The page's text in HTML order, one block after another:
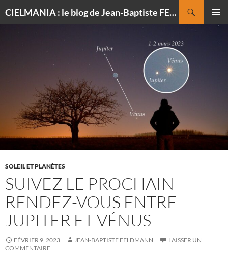
CIELMANIA : le blog de Jean-Baptiste FELDMANN, photographe du ciel
MENU
CONTENU
SOLEIL ET PLANÈTES
SUIVEZ LE PROCHAIN
RENDEZ-VOUS ENTRE
JUPITER ET VÉNUS
FÉVRIER 9, 2023 JEAN-BAPTISTE FELDMANN
LAISSER UN
COMMENTAIRE